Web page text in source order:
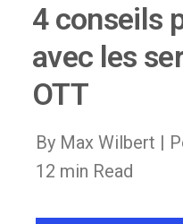
4 conseils
avec les
OTT
By Max Wilbert |
12 min Read